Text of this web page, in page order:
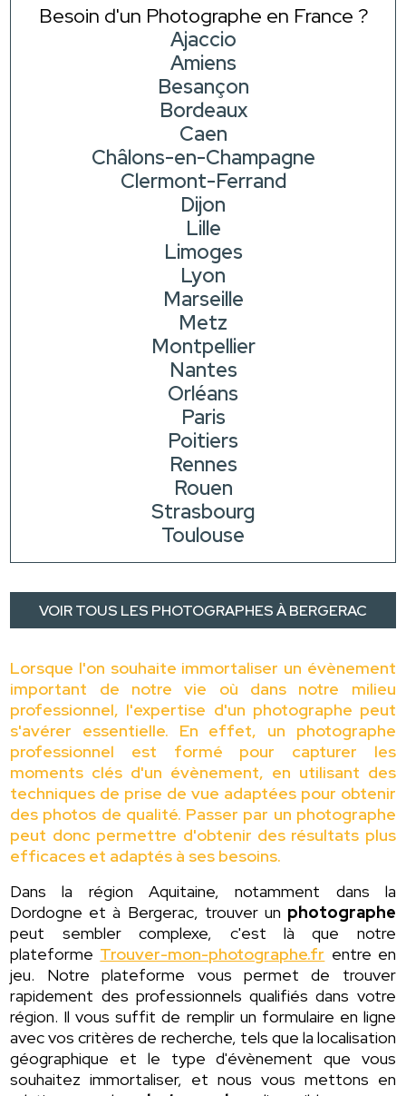
Besoin d'un Photographe en France ?
Ajaccio
Amiens
Besançon
Bordeaux
Caen
Châlons-en-Champagne
Clermont-Ferrand
Dijon
Lille
Limoges
Lyon
Marseille
Metz
Montpellier
Nantes
Orléans
Paris
Poitiers
Rennes
Rouen
Strasbourg
Toulouse
VOIR TOUS LES PHOTOGRAPHES À BERGERAC
Lorsque l'on souhaite immortaliser un évènement
important de notre vie où dans notre milieu
professionnel, l'expertise d'un photographe peut
s'avérer essentielle. En effet, un photographe
professionnel est formé pour capturer les
moments clés d'un évènement, en utilisant des
techniques de prise de vue adaptées pour obtenir
des photos de qualité. Passer par un photographe
peut donc permettre d'obtenir des résultats plus
efficaces et adaptés à ses besoins.
Dans la région Aquitaine, notamment dans la
Dordogne et à Bergerac, trouver un photographe
peut sembler complexe, c'est là que notre
plateforme Trouver-mon-photographe.fr entre en
jeu. Notre plateforme vous permet de trouver
rapidement des professionnels qualifiés dans votre
région. Il vous suffit de remplir un formulaire en ligne
avec vos critères de recherche, tels que la localisation
géographique et le type d'évènement que vous
souhaitez immortaliser, et nous vous mettons en